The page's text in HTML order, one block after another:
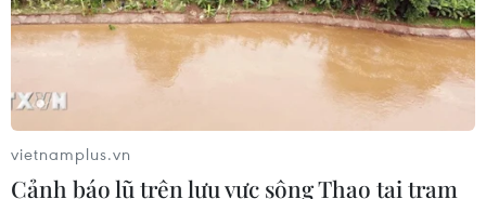
06/08/2026 07:30
Nâng cấp Quảng Ninh, Bắc Ninh:
Tạo tiền đề phát triển văn hóa du lịch
địa phương
vietnamplus.vn
Cảnh báo lũ trên lưu vực sông Thao tại trạm